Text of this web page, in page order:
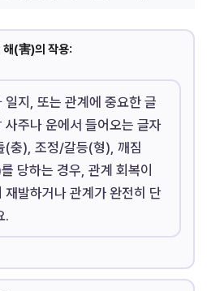
(害)의 작용:
일지, 또는 관계에 중요한 글
사주나 운에서 들어오는 글자
(충), 조정/갈등(형), 깨짐
당하는 경우, 관계 회복이
재발하거나 관계가 완전히 단
.